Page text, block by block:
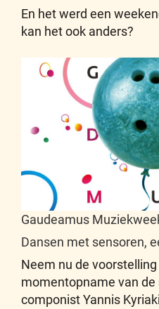
En het werd een
kan het ook anders?
Gaudeamus
Dansen met sensoren,
Neem nu de
momentopname van
componist Yannis